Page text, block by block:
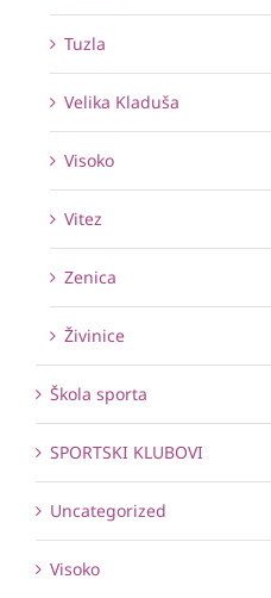
Tuzla
Velika Kladuša
Visoko
Vitez
Zenica
Živinice
Škola sporta
SPORTSKI KLUBOVI
Uncategorized
Visoko